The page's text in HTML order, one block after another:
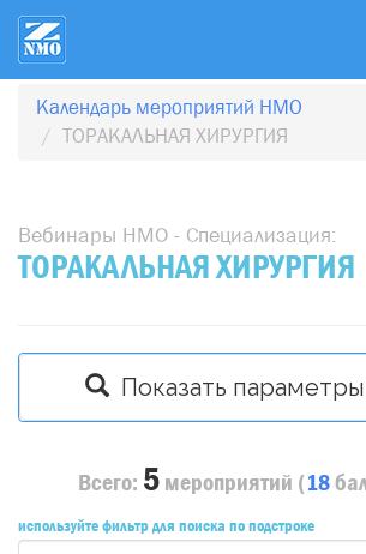
Календарь мероприятий НМО
ТОРАКАЛЬНАЯ ХИРУРГИЯ
Вебинары НМО - Специализация:
ТОРАКАЛЬНАЯ ХИРУРГИЯ
Показать
Всего: 5 мероприятий (18
используйте фильтр для поиска по подстроке